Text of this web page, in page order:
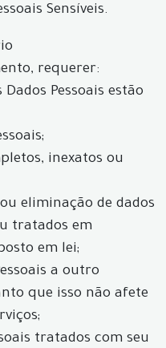
Sensíveis.
requerer:
Pessoais estão
inexatos ou
eliminação de dados
tratados em
em lei;
a outro
que isso não afete
tratados com seu